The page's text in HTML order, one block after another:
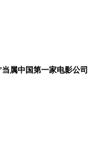
属中国第一家电影公司